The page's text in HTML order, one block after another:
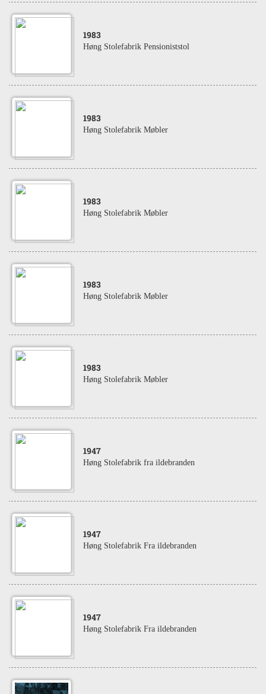
1983
Høng Stolefabrik Pensioniststol
1983
Høng Stolefabrik Møbler
1983
Høng Stolefabrik Møbler
1983
Høng Stolefabrik Møbler
1983
Høng Stolefabrik Møbler
1947
Høng Stolefabrik fra ildebranden
1947
Høng Stolefabrik Fra ildebranden
1947
Høng Stolefabrik Fra ildebranden